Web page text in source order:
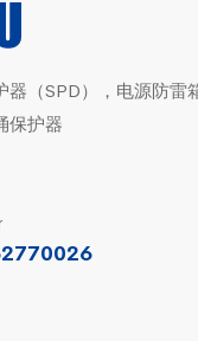
器（SPD），电源防雷
保护器